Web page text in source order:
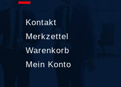
Kontakt
Merkzettel
Warenkorb
Mein Konto